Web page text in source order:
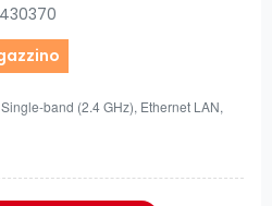
band (2.4 GHz), Ethernet LAN,